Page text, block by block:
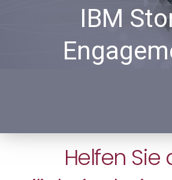
IBM
Helfen Sie